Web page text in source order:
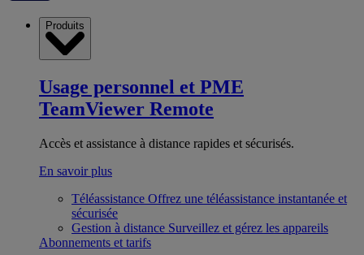
Produits
Usage personnel et PME
TeamViewer Remote
Accès et assistance à distance rapides et sécurisés.
En savoir plus
Téléassistance Offrez une téléassistance instantanée et
sécurisée
Gestion à distance Surveillez et gérez les appareils
Abonnements et tarifs